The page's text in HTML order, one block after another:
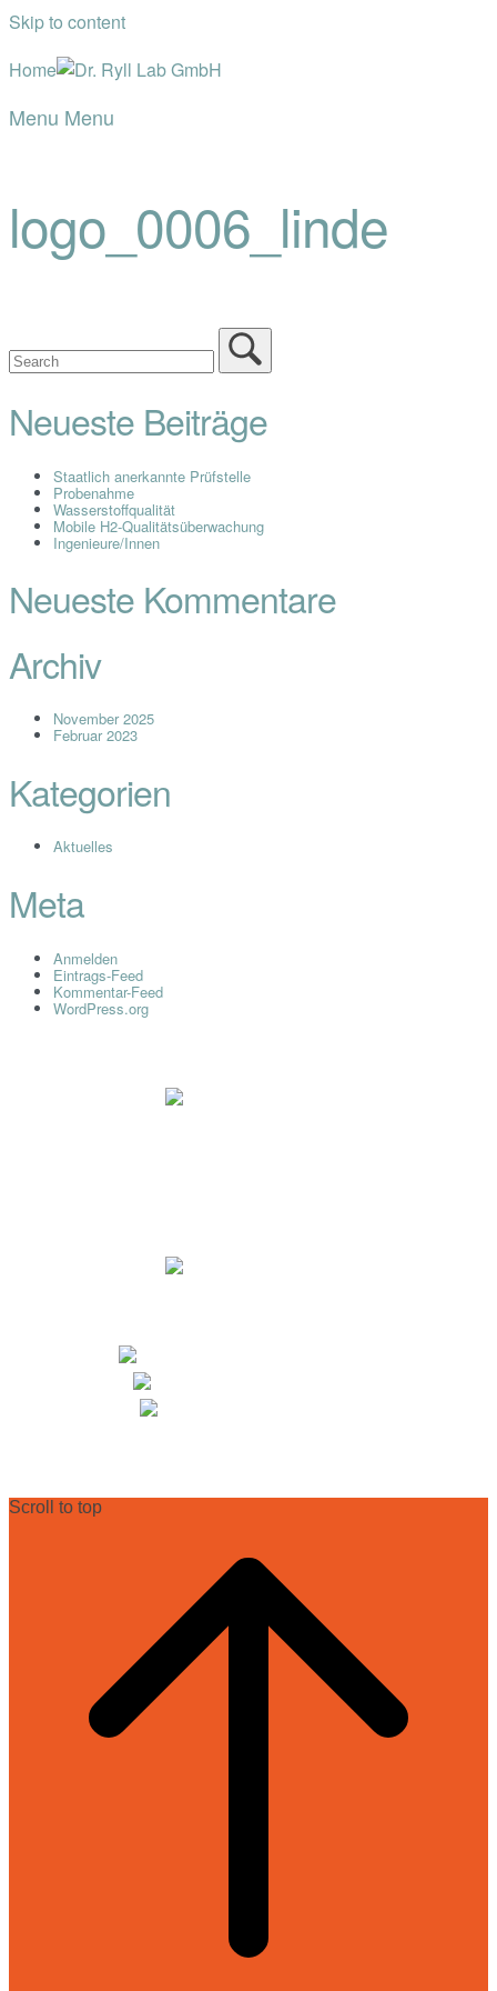
Skip to content
Home
Menu Menu
logo_0006_linde
Neueste Beiträge
Staatlich anerkannte Prüfstelle
Probenahme
Wasserstoffqualität
Mobile H2-Qualitätsüberwachung
Ingenieure/Innen
Neueste Kommentare
Archiv
November 2025
Februar 2023
Kategorien
Aktuelles
Meta
Anmelden
Eintrags-Feed
Kommentar-Feed
WordPress.org
Scroll to top